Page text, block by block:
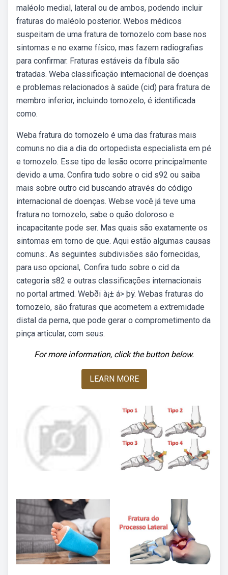
maléolo medial, lateral ou de ambos, podendo incluir
fraturas do maléolo posterior. Webos médicos
suspeitam de uma fratura de tornozelo com base nos
sintomas e no exame físico, mas fazem radiografias
para confirmar. Fraturas estáveis da fíbula são
tratadas. Weba classificação internacional de doenças
e problemas relacionados à saúde (cid) para fratura de
membro inferior, incluindo tornozelo, é identificada
como.
Weba fratura do tornozelo é uma das fraturas mais
comuns no dia a dia do ortopedista especialista em pé
e tornozelo. Esse tipo de lesão ocorre principalmente
devido a uma. Confira tudo sobre o cid s92 ou saiba
mais sobre outro cid buscando através do código
internacional de doenças. Webse você já teve uma
fratura no tornozelo, sabe o quão doloroso e
incapacitante pode ser. Mas quais são exatamente os
sintomas em torno de que. Aqui estão algumas causas
comuns:. As seguintes subdivisões são fornecidas,
para uso opcional,. Confira tudo sobre o cid da
categoria s82 e outras classificações internacionais
no portal artmed. Webðï à¡± á> þÿ. Webas fraturas do
tornozelo, são fraturas que acometem a extremidade
distal da perna, que pode gerar o comprometimento da
pinça articular, com seus.
For more information, click the button below.
LEARN MORE